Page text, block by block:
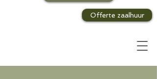
Offerte zaalhuur